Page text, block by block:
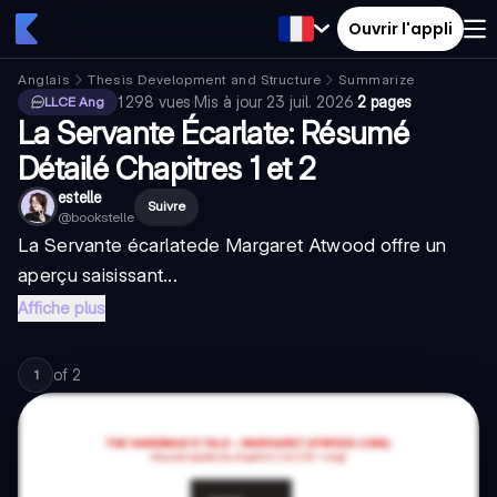
Ouvrir l'appli
Anglais Thesis Development and Structure
Summarize
LLCE Ang
1 298 vues·Mis à jour 23 juil. 2026·2 pages
La Servante Écarlate: Résumé
Détailé Chapitres 1 et 2
estelle
@bookstelle
Suivre
La Servante écarlatede Margaret Atwood offre un
aperçu saisissant...
Affiche plus
1 of 2